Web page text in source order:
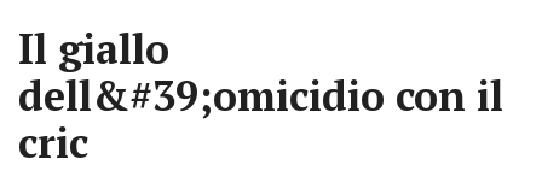
Il giallo
dell&#39;omicidio con il
cric